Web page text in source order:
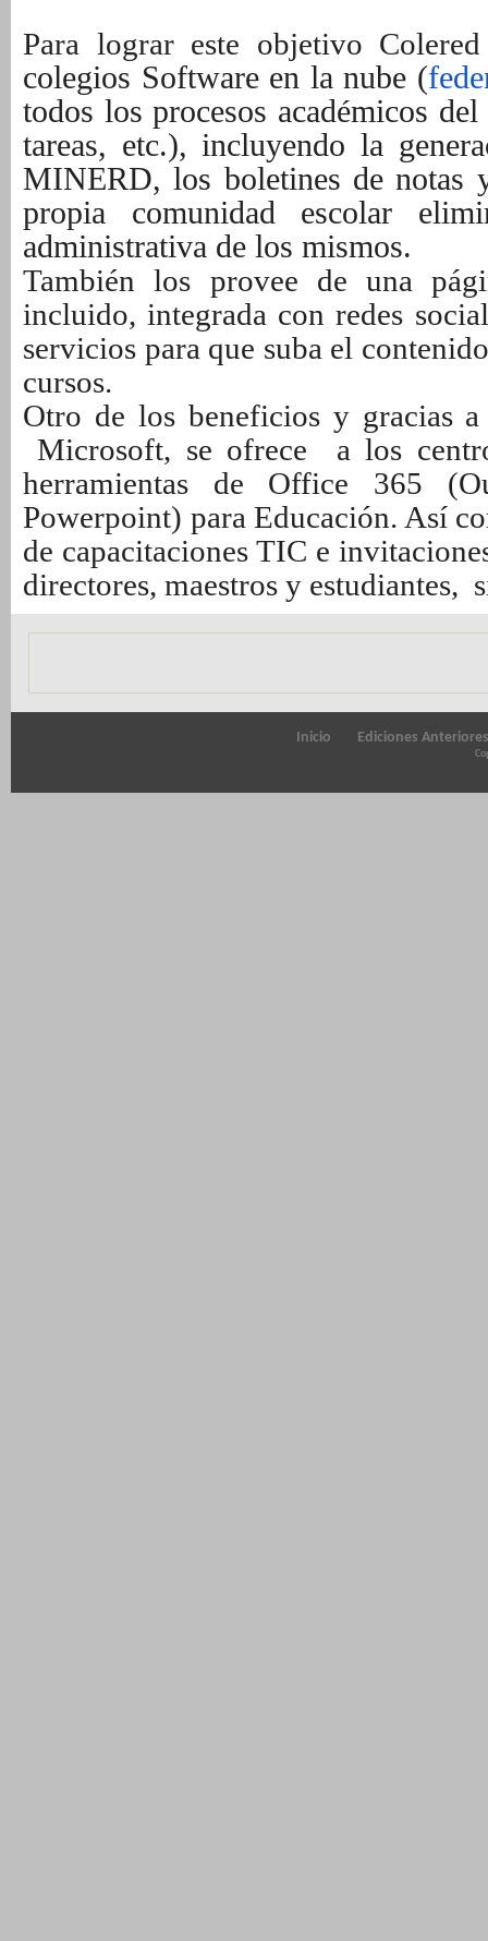
Para lograr este objetivo
colegios Software en la nube (
todos los procesos académicos
tareas, etc.), incluyendo la
MINERD, los boletines de notas
propia comunidad escolar
administrativa de los mismos.
También los provee de una
incluido, integrada con redes
servicios para que suba el
cursos.
Otro de los beneficios y gracias
Microsoft, se ofrece a los
herramientas de Office 365
Powerpoint) para Educación. Así
de capacitaciones TIC e
directores, maestros y estudiantes,
Inicio Ediciones Anteriores